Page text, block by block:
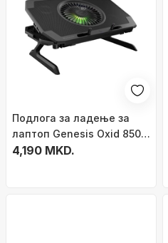
Подлога за ладење за
лаптоп Genesis Oxid 850
RGB NHG-1858, 17.3\", 5
4,190 MKD.